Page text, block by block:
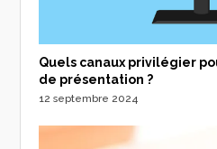
Quels canaux privilégier
de présentation ?
12 septembre 2024